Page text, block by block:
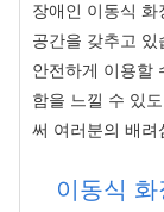
장애인 이동식
공간을 갖추고
안전하게 이용할
함을 느낄 수 있
써 여러분의 배려
이동식